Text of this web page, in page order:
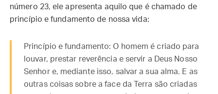
número 23, ele apresenta aquilo que é chamado de
princípio e fundamento de nossa vida:
Princípio e fundamento: O homem é criado para
louvar, prestar reverência e servir a Deus Nosso
Senhor e, mediante isso, salvar a sua alma. E as
outras coisas sobre a face da Terra são criadas